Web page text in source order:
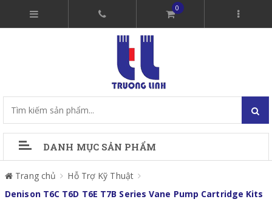
0
DANH MỤC SẢN PHẨM
Trang chủ
Hỗ Trợ Kỹ Thuật
Denison T6C T6D T6E T7B Series Vane Pump Cartridge Kits